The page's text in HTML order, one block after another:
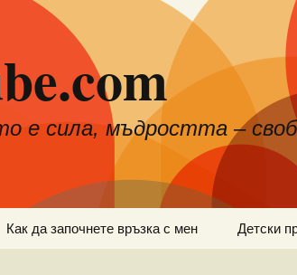
е сила, мъдростта –
Как да започнете връзка с мен Детски